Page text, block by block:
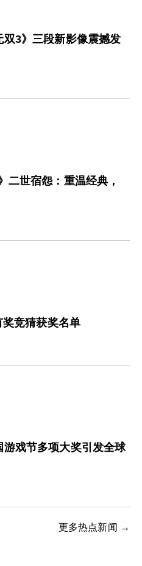
3》三段新影像震撼发
二世宿怨：重温经典，
奖竞猜获奖名单
游戏节多项大奖引发全球
更多热点新闻 →